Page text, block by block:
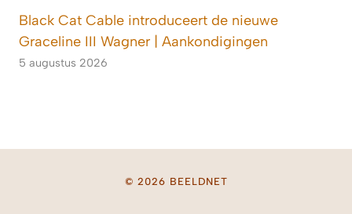
Black Cat Cable introduceert de nieuwe
Graceline III Wagner | Aankondigingen
5 augustus 2026
© 2026 BEELDNET